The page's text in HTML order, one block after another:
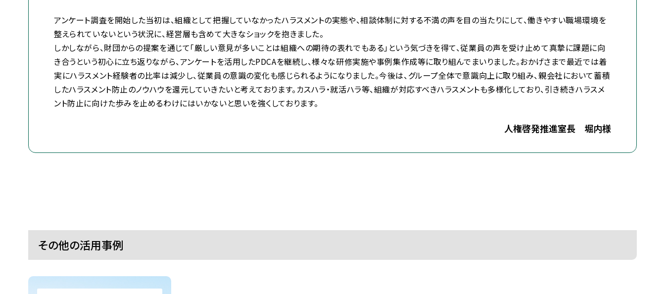
アンケート調査を開始した当初は、組織として把握していなかったハラスメントの実態や、相談体制に対する不満の声を目の当たりにして、働きやすい職場環境を
整えられていないという状況に、経営層も含めて大きなショックを抱きました。
しかしながら、財団からの提案を通じて「厳しい意見が多いことは組織への期待の表れでもある」という気づきを得て、従業員の声を受け止めて真摯に課題に向
き合うという初心に立ち返りながら、アンケートを活用したPDCAを継続し、様々な研修実施や事例集作成等に取り組んでまいりました。おかげさまで最近では着
実にハラスメント経験者の比率は減少し、従業員の意識の変化も感じられるようになりました。今後は、グループ全体で意識向上に取り組み、親会社において蓄積
したハラスメント防止のノウハウを還元していきたいと考えております。カスハラ・就活ハラ等、組織が対応すべきハラスメントも多様化しており、引き続きハラスメ
ント防止に向けた歩みを止めるわけにはいかないと思いを強くしております。
人権啓発推進室長 堀内様
その他の活用事例